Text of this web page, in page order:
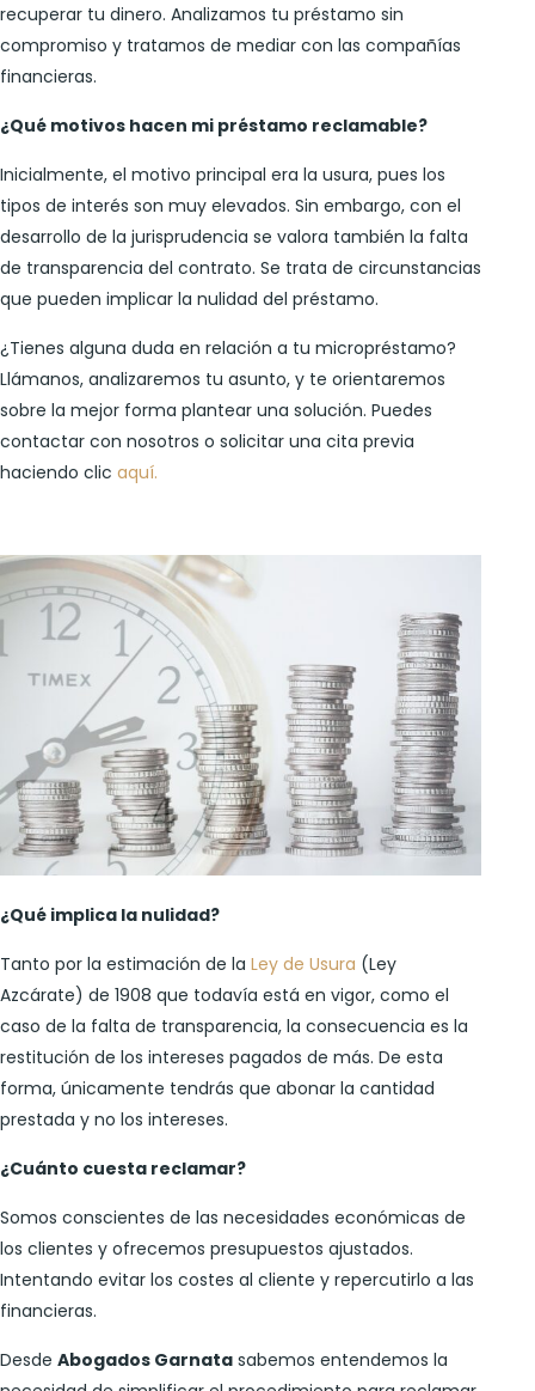
recuperar tu dinero. Analizamos tu préstamo sin
compromiso y tratamos de mediar con las compañías
financieras.
¿Qué motivos hacen mi préstamo reclamable?
Inicialmente, el motivo principal era la usura, pues los
tipos de interés son muy elevados. Sin embargo, con el
desarrollo de la jurisprudencia se valora también la falta
de transparencia del contrato. Se trata de circunstancias
que pueden implicar la nulidad del préstamo.
¿Tienes alguna duda en relación a tu micropréstamo?
Llámanos, analizaremos tu asunto, y te orientaremos
sobre la mejor forma plantear una solución. Puedes
contactar con nosotros o solicitar una cita previa
haciendo clic aquí.
¿Qué implica la nulidad?
Tanto por la estimación de la Ley de Usura (Ley
Azcárate) de 1908 que todavía está en vigor, como el
caso de la falta de transparencia, la consecuencia es la
restitución de los intereses pagados de más. De esta
forma, únicamente tendrás que abonar la cantidad
prestada y no los intereses.
¿Cuánto cuesta reclamar?
Somos conscientes de las necesidades económicas de
los clientes y ofrecemos presupuestos ajustados.
Intentando evitar los costes al cliente y repercutirlo a las
financieras.
Desde Abogados Garnata sabemos entendemos la